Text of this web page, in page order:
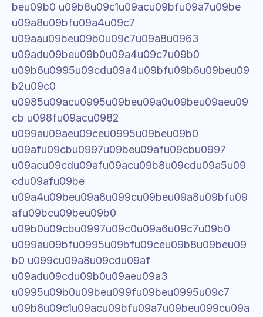
beu09b0 u09b8u09c1u09acu09bfu09a7u09be
u09a8u09bfu09a4u09c7
u09aau09beu09b0u09c7u09a8u0963
u09adu09beu09b0u09a4u09c7u09b0
u09b6u0995u09cdu09a4u09bfu09b6u09beu09
b2u09c0
u0985u09acu0995u09beu09a0u09beu09aeu09
cb u098fu09acu0982
u099au09aeu09ceu0995u09beu09b0
u09afu09cbu0997u09beu09afu09cbu0997
u09acu09cdu09afu09acu09b8u09cdu09a5u09
cdu09afu09be
u09a4u09beu09a8u099cu09beu09a8u09bfu09
afu09bcu09beu09b0
u09b0u09cbu0997u09c0u09a6u09c7u09b0
u099au09bfu0995u09bfu09ceu09b8u09beu09
b0 u099cu09a8u09cdu09af
u09adu09cdu09b0u09aeu09a3
u0995u09b0u09beu099fu09beu0995u09c7
u09b8u09c1u09acu09bfu09a7u09beu099cu09a